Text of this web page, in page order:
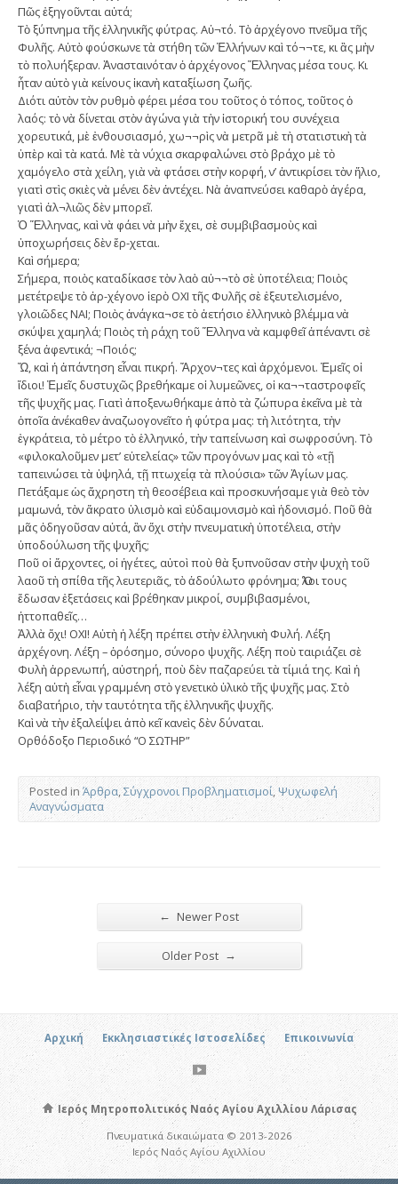
Πῶς ἐξηγοῦνται αὐτά;
Τὸ ξύπνημα τῆς ἑλληνικῆς φύτρας. Αὐ¬τό. Τὸ ἀρχέγονο πνεῦμα τῆς
Φυλῆς. Αὐτὸ φούσκωνε τὰ στήθη τῶν Ἑλλήνων καὶ τό¬¬τε, κι ἂς μὴν
τὸ πολυήξεραν. Ἀνασταινόταν ὁ ἀρχέγονος Ἕλληνας μέσα τους. Κι
ἦταν αὐτὸ γιὰ κείνους ἱκανὴ καταξίωση ζωῆς.
Διότι αὐτὸν τὸν ρυθμὸ φέρει μέσα του τοῦτος ὁ τόπος, τοῦτος ὁ
λαός: τὸ νὰ δίνεται στὸν ἀγώνα γιὰ τὴν ἱστορική του συνέχεια
χορευτικά, μὲ ἐνθουσιασμό, χω¬¬ρὶς νὰ μετρᾶ μὲ τὴ στατιστικὴ τὰ
ὑπὲρ καὶ τὰ κατά. Μὲ τὰ νύχια σκαρφαλώνει στὸ βράχο μὲ τὸ
χαμόγελο στὰ χείλη, γιὰ νὰ φτάσει στὴν κορφή, ν’ ἀντικρίσει τὸν ἥλιο,
γιατὶ στὶς σκιὲς νὰ μένει δὲν ἀντέχει. Νὰ ἀναπνεύσει καθαρὸ ἀγέρα,
γιατὶ ἀλ¬λιῶς δὲν μπορεῖ.
Ὁ Ἕλληνας, καὶ νὰ φάει νὰ μὴν ἔχει, σὲ συμβιβασμοὺς καὶ
ὑποχωρήσεις δὲν ἔρ-χεται.
Καὶ σήμερα;
Σήμερα, ποιὸς καταδίκασε τὸν λαὸ αὐ¬¬τὸ σὲ ὑποτέλεια; Ποιὸς
μετέτρεψε τὸ ἀρ-χέγονο ἱερὸ ΟΧΙ τῆς Φυλῆς σὲ ἐξευτελισμένο,
γλοιῶδες ΝΑΙ; Ποιὸς ἀνάγκα¬σε τὸ ἀετήσιο ἑλληνικὸ βλέμμα νὰ
σκύψει χαμηλά; Ποιὸς τὴ ράχη τοῦ Ἕλληνα νὰ καμφθεῖ ἀπέναντι σὲ
ξένα ἀφεντικά; ¬Ποιός;
Ὤ, καὶ ἡ ἀπάντηση εἶναι πικρή. Ἄρχον¬τες καὶ ἀρχόμενοι. Ἐμεῖς οἱ
ἴδιοι! Ἐμεῖς δυστυχῶς βρεθήκαμε οἱ λυμεῶνες, οἱ κα¬¬ταστροφεῖς
τῆς ψυχῆς μας. Γιατὶ ἀποξενωθήκαμε ἀπὸ τὰ ζώπυρα ἐκεῖνα μὲ τὰ
ὁποῖα ἀνέκαθεν ἀναζωογονεῖτο ἡ φύτρα μας: τὴ λιτότητα, τὴν
ἐγκράτεια, τὸ μέτρο τὸ ἑλληνικό, τὴν ταπείνωση καὶ σωφροσύνη. Τὸ
«φιλοκαλοῦμεν μετ’ εὐτελείας» τῶν προγόνων μας καὶ τὸ «τῇ
ταπεινώσει τὰ ὑψηλά, τῇ πτωχείᾳ τὰ πλούσια» τῶν Ἁγίων μας.
Πετάξαμε ὡς ἄχρηστη τὴ θεοσέβεια καὶ προσκυνήσαμε γιὰ θεὸ τὸν
μαμωνά, τὸν ἄκρατο ὑλισμὸ καὶ εὐδαιμονισμὸ καὶ ἡδονισμό. Ποῦ θὰ
μᾶς ὁδηγοῦσαν αὐτά, ἂν ὄχι στὴν πνευματικὴ ὑποτέλεια, στὴν
ὑποδούλωση τῆς ψυχῆς;
Ποῦ οἱ ἄρχοντες, οἱ ἡγέτες, αὐτοὶ ποὺ θὰ ξυπνοῦσαν στὴν ψυχὴ τοῦ
λαοῦ τὴ σπίθα τῆς λευτεριᾶς, τὸ ἀδούλωτο φρόνημα; Ὅλοι τους
ἔδωσαν ἐξετάσεις καὶ βρέθηκαν μικροί, συμβιβασμένοι,
ἡττοπαθεῖς…
Ἀλλὰ ὄχι! ΟΧΙ! Αὐτὴ ἡ λέξη πρέπει στὴν ἑλληνικὴ Φυλή. Λέξη
ἀρχέγονη. Λέξη – ὁρόσημο, σύνορο ψυχῆς. Λέξη ποὺ ταιριάζει σὲ
Φυλὴ ἀρρενωπή, αὐστηρή, ποὺ δὲν παζαρεύει τὰ τίμιά της. Καὶ ἡ
λέξη αὐτὴ εἶναι γραμμένη στὸ γενετικὸ ὑλικὸ τῆς ψυχῆς μας. Στὸ
διαβατήριο, τὴν ταυτότητα τῆς ἑλληνικῆς ψυχῆς.
Καὶ νὰ τὴν ἐξαλείψει ἀπὸ κεῖ κανεὶς δὲν δύναται.
Ορθόδοξο Περιοδικό “Ο ΣΩΤΗΡ”
Posted in Άρθρα,Σύγχρονοι Προβληματισμοί,Ψυχωφελή
Αναγνώσματα
← Newer Post
Older Post →
Αρχική Εκκλησιαστικές Ιστοσελίδες Επικοινωνία
Ιερός Μητροπολιτικός Ναός Αγίου Αχιλλίου Λάρισας
Πνευματικά δικαιώματα © 2013-2026
Ιερός Ναός Αγίου Αχιλλίου